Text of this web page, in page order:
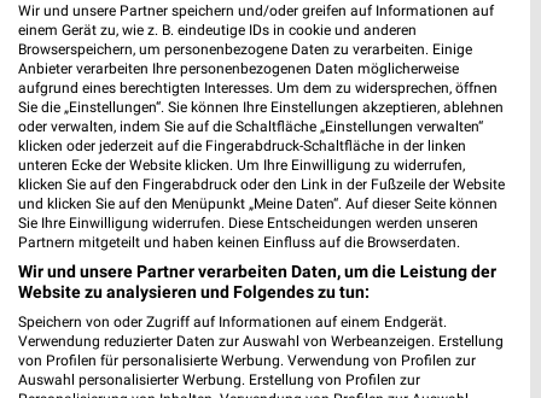
57,2 km
Wohnideen so individuell wie du!
Gültig bis Fr. 14.08.
57,2 km
Gartenmöbel-Abverkauf
Gültig bis Fr. 28.08.
Wir und unsere Partner speichern und/oder greifen auf Informationen auf
einem Gerät zu, wie z. B. eindeutige IDs in cookie und anderen
Browserspeichern, um personenbezogene Daten zu verarbeiten. Einige
Anbieter verarbeiten Ihre personenbezogenen Daten möglicherweise
aufgrund eines berechtigten Interesses. Um dem zu widersprechen, öffnen
Sie die „Einstellungen“. Sie können Ihre Einstellungen akzeptieren, ablehnen
oder verwalten, indem Sie auf die Schaltfläche „Einstellungen verwalten“
klicken oder jederzeit auf die Fingerabdruck-Schaltfläche in der linken
unteren Ecke der Website klicken. Um Ihre Einwilligung zu widerrufen,
klicken Sie auf den Fingerabdruck oder den Link in der Fußzeile der Website
und klicken Sie auf den Menüpunkt „Meine Daten“. Auf dieser Seite können
Sie Ihre Einwilligung widerrufen. Diese Entscheidungen werden unseren
Partnern mitgeteilt und haben keinen Einfluss auf die Browserdaten.
Wir und unsere Partner verarbeiten Daten, um die Leistung der
Website zu analysieren und Folgendes zu tun:
Speichern von oder Zugriff auf Informationen auf einem Endgerät.
Verwendung reduzierter Daten zur Auswahl von Werbeanzeigen. Erstellung
von Profilen für personalisierte Werbung. Verwendung von Profilen zur
Auswahl personalisierter Werbung. Erstellung von Profilen zur